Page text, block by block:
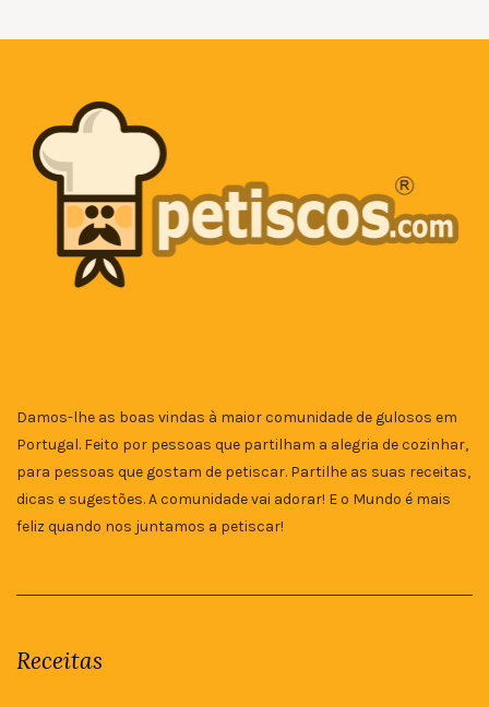
Damos-lhe as boas vindas à maior comunidade de gulosos em
Portugal. Feito por pessoas que partilham a alegria de cozinhar,
para pessoas que gostam de petiscar. Partilhe as suas receitas,
dicas e sugestões. A comunidade vai adorar! E o Mundo é mais
feliz quando nos juntamos a petiscar!
Receitas